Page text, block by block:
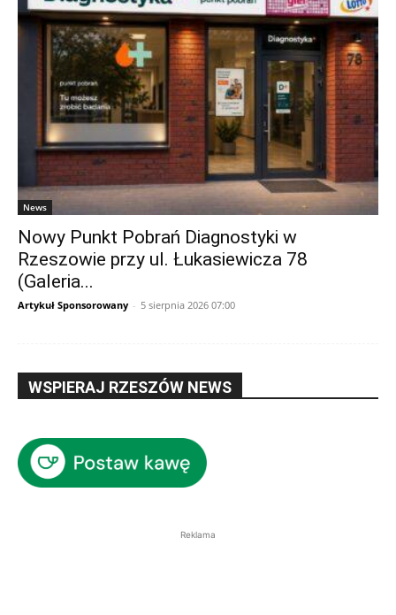
News
Nowy Punkt Pobrań Diagnostyki w
Rzeszowie przy ul. Łukasiewicza 78
(Galeria...
Artykuł Sponsorowany - 5 sierpnia 2026 07:00
WSPIERAJ RZESZÓW NEWS
Reklama